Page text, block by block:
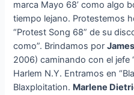
marca Mayo 68’ como algo
tiempo lejano. Protestemos
“Protest Song 68” de su
como”. Brindamos por
2006) caminando con el jefe
Harlem N.Y. Entramos en
Blaxploitation. Marlene